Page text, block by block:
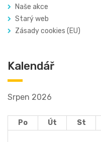
Naše akce
Starý web
Zásady cookies (EU)
Kalendář
Srpen 2026
Po Út St